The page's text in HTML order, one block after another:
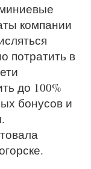
компании
потратить в
до 100%
бонусов и